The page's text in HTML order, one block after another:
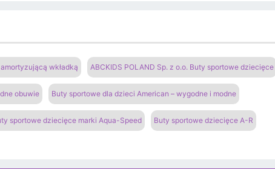
wkładką ABCKIDS POLAND Sp. z o.o. Buty sportowe dziecięce
obuwie Buty sportowe dla dzieci American – wygodne i modne
sportowe dziecięce marki Aqua-Speed Buty sportowe dziecięce A-R